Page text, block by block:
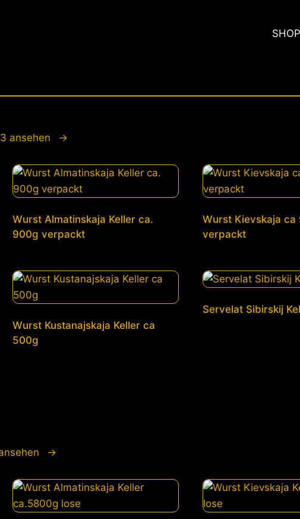
SHOP
ansehen →
Wurst Almatinskaja Keller ca.
900g verpackt
Wurst Kievskaja ca 900g
verpackt
Wurst Kustanajskaja Keller ca
500g
Servelat Sibirskij
→